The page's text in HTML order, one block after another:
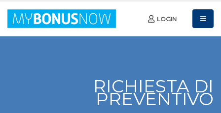
LOGIN
RICHIESTA DI
PREVENTIVO